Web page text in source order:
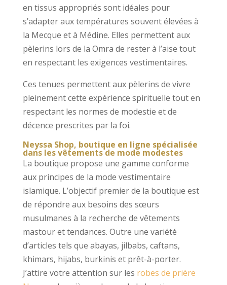
en tissus appropriés sont idéales pour
s’adapter aux températures souvent élevées à
la Mecque et à Médine. Elles permettent aux
pèlerins lors de la Omra de rester à l’aise tout
en respectant les exigences vestimentaires.
Ces tenues permettent aux pèlerins de vivre
pleinement cette expérience spirituelle tout en
respectant les normes de modestie et de
décence prescrites par la foi.
Neyssa Shop, boutique en ligne spécialisée
dans les vêtements de mode modestes
La boutique propose une gamme conforme
aux principes de la mode vestimentaire
islamique. L’objectif premier de la boutique est
de répondre aux besoins des sœurs
musulmanes à la recherche de vêtements
mastour et tendances. Outre une variété
d’articles tels que abayas, jilbabs, caftans,
khimars, hijabs, burkinis et prêt-à-porter.
J’attire votre attention sur les robes de prière